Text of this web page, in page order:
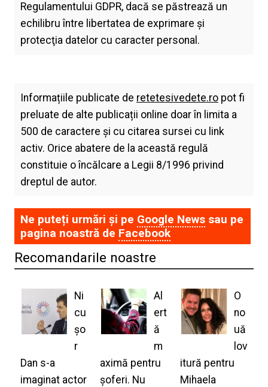
Regulamentului GDPR, dacă se păstrează un
echilibru între libertatea de exprimare şi
protecţia datelor cu caracter personal.
Informațiile publicate de retetesivedete.ropot fi
preluate de alte publicații online doar în limita a
500 de caractere și cu citarea sursei cu link
activ. Orice abatere de la această regulă
constituie o încălcare a Legii 8/1996 privind
dreptul de autor.
Ne puteți urmări și pe Google Newssau pe
pagina noastră de Facebook
Recomandarile noastre
Ni
cu
șo
r
Dan s-a
imaginat actor
Al
ert
ă
m
aximă pentru
șoferi. Nu
O
no
uă
lov
itură pentru
Mihaela